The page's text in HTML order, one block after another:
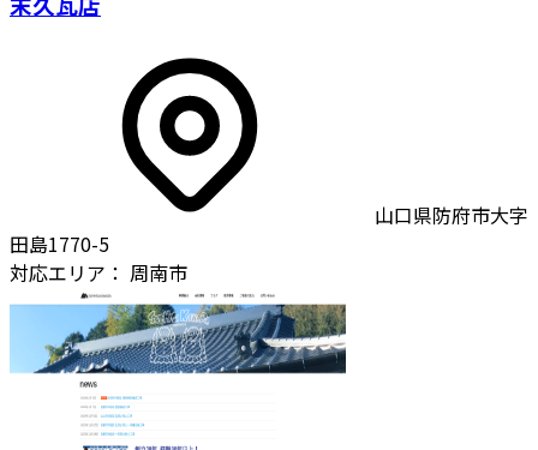
山口県防府市大字
田島1770-5
対応エリア： 周南市